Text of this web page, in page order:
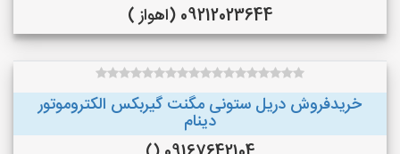
09212023644 (اهواز )
خریدفروش دریل ستونی مگنت گیربکس الکتروموتور
دینام